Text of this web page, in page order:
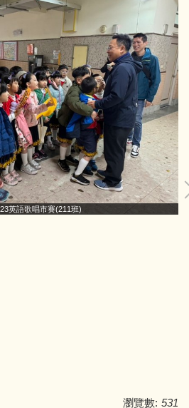
英語歌唱市賽(211班)
瀏覽數: 531